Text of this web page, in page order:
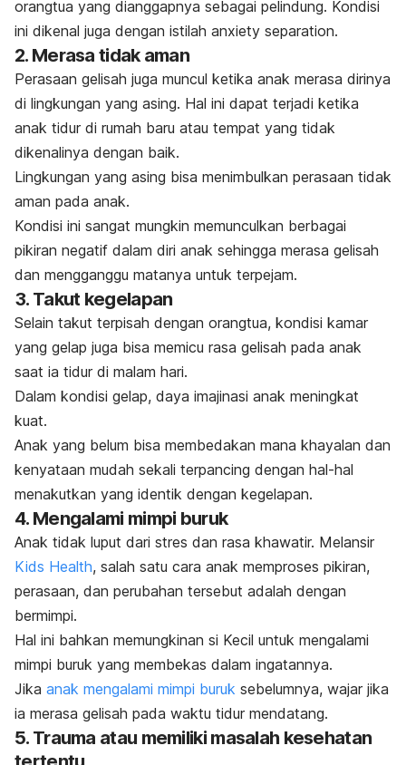
orangtua yang dianggapnya sebagai pelindung. Kondisi
ini dikenal juga dengan istilah anxiety separation.
2. Merasa tidak aman
Perasaan gelisah juga muncul ketika anak merasa dirinya
di lingkungan yang asing. Hal ini dapat terjadi ketika
anak tidur di rumah baru atau tempat yang tidak
dikenalinya dengan baik.
Lingkungan yang asing bisa menimbulkan perasaan tidak
aman pada anak.
Kondisi ini sangat mungkin memunculkan berbagai
pikiran negatif dalam diri anak sehingga merasa gelisah
dan mengganggu matanya untuk terpejam.
3. Takut kegelapan
Selain takut terpisah dengan orangtua, kondisi kamar
yang gelap juga bisa memicu rasa gelisah pada anak
saat ia tidur di malam hari.
Dalam kondisi gelap, daya imajinasi anak meningkat
kuat.
Anak yang belum bisa membedakan mana khayalan dan
kenyataan mudah sekali terpancing dengan hal-hal
menakutkan yang identik dengan kegelapan.
4. Mengalami mimpi buruk
Anak tidak luput dari stres dan rasa khawatir. Melansir
Kids Health, salah satu cara anak memproses pikiran,
perasaan, dan perubahan tersebut adalah dengan
bermimpi.
Hal ini bahkan memungkinan si Kecil untuk mengalami
mimpi buruk yang membekas dalam ingatannya.
Jika anak mengalami mimpi buruk sebelumnya, wajar jika
ia merasa gelisah pada waktu tidur mendatang.
5. Trauma atau memiliki masalah kesehatan